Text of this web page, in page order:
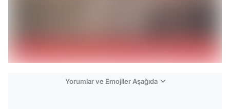
Yorumlar ve Emojiler Aşağıda